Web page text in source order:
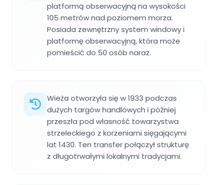
platformą obserwacyjną na wysokości
105 metrów nad poziomem morza.
Posiada zewnętrzny system windowy i
platformę obserwacyjną, która może
pomieścić do 50 osób naraz.
Wieża otworzyła się w 1933 podczas
dużych targów handlowych i później
przeszła pod własność towarzystwa
strzeleckiego z korzeniami sięgającymi
lat 1430. Ten transfer połączył strukturę
z długotrwałymi lokalnymi tradycjami.